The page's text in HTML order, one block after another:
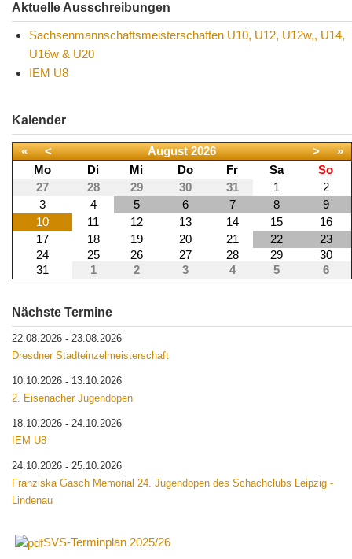
Aktuelle Ausschreibungen
Sachsenmannschaftsmeisterschaften U10, U12, U12w,, U14,
U16w & U20
IEM U8
Kalender
« < August 2026 >
»
Mo
Di Mi Do Fr Sa
So
27
28 29 30 31 1
2
3
4 5 6 7 8
9
10
11 12 13 14 15
16
17
18 19 20 21 22
23
24
25 26 27 28 29
30
31
1 2 3 4 5 6
Nächste Termine
22.08.2026 - 23.08.2026
Dresdner Stadteinzelmeisterschaft
10.10.2026 - 13.10.2026
2. Eisenacher Jugendopen
18.10.2026 - 24.10.2026
IEM U8
24.10.2026 - 25.10.2026
Franziska Gasch Memorial 24. Jugendopen des Schachclubs Leipzig -
Lindenau
SVS-Terminplan 2025/26